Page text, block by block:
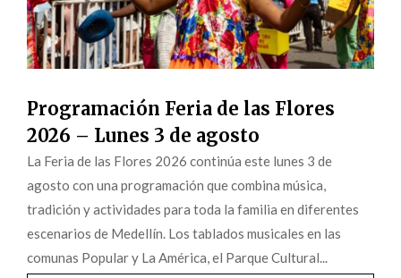
Programación Feria de las Flores
2026 – Lunes 3 de agosto
La Feria de las Flores 2026 continúa este lunes 3 de
agosto con una programación que combina música,
tradición y actividades para toda la familia en diferentes
escenarios de Medellín. Los tablados musicales en las
comunas Popular y La América, el Parque Cultural...